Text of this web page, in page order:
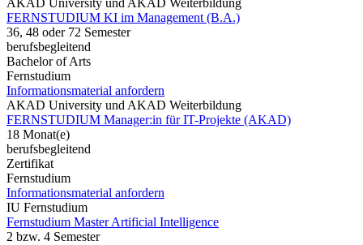
AKAD University und AKAD Weiterbildung
FERNSTUDIUM KI im Management (B.A.)
36, 48 oder 72 Semester
berufsbegleitend
Bachelor of Arts
Fernstudium
Informationsmaterial anfordern
AKAD University und AKAD Weiterbildung
FERNSTUDIUM Manager:in für IT-Projekte (AKAD)
18 Monat(e)
berufsbegleitend
Zertifikat
Fernstudium
Informationsmaterial anfordern
IU Fernstudium
Fernstudium Master Artificial Intelligence
2 bzw. 4 Semester